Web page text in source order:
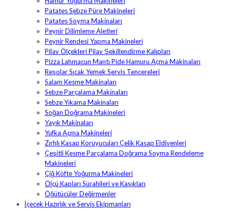
Patates Sebze Püre Makineleri
Patates Soyma Makinaları
Peynir Dilimleme Aletleri
Peynir Rendesi Yapma Makineleri
Pilav Ölçekleri Pilav Şekillendirme Kalıpları
Pizza Lahmacun Mantı Pide Hamuru Açma Makinaları
Reşolar Sıcak Yemek Servis Tencereleri
Salam Kesme Makinaları
Sebze Parçalama Makinaları
Sebze Yıkama Makinaları
Soğan Doğrama Makineleri
Yayık Makinaları
Yufka Açma Makineleri
Zırhlı Kasap Koruyucuları Çelik Kasap Eldivenleri
Çeşitli Kesme Parçalama Doğrama Soyma Rendeleme
Makineleri
Çiğ Köfte Yoğurma Makineleri
Ölçü Kapları Sürahileri ve Kaşıkları
Öğütücüler Değirmenler
İçecek Hazırlık ve Servis Ekipmanları